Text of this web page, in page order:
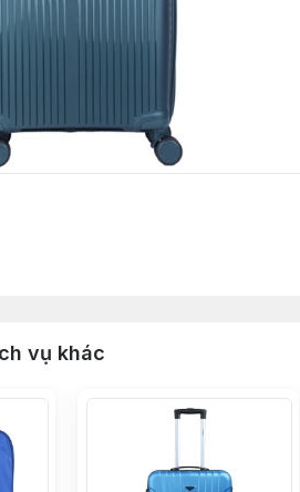
vụ khác